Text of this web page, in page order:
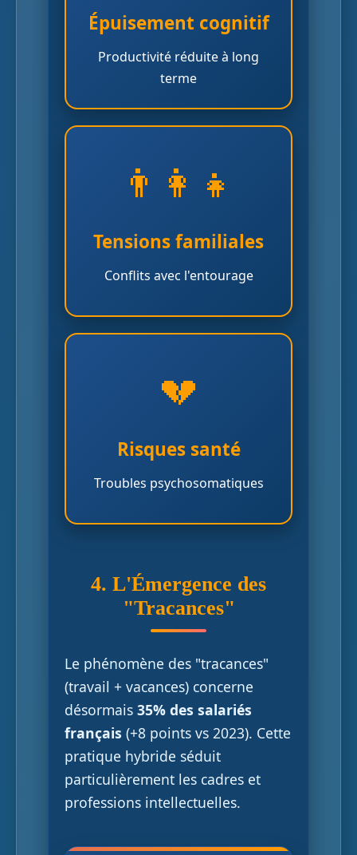
Épuisement cognitif
Productivité réduite à long
terme
fatigués qu'avant leur
cerveau du repos nécessaire.
👨‍👩‍👧
Tensions familiales
Conflits avec l'entourage
Les enfants développent un
sentiment d'abandon face à
présent mais mentalement
💔
Risques santé
Troubles psychosomatiques
Stress chronique affectant le
système immunitaire,
perturbations digestives.
4. L'Émergence des
"Tracances"
Le phénomène des "tracances"
(travail + vacances) concerne
désormais 35% des salariés
français (+8 points vs 2023). Cette
pratique hybride séduit
particulièrement les cadres et
professions intellectuelles.